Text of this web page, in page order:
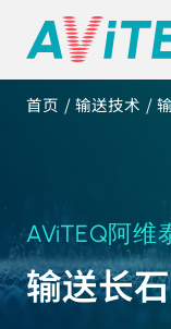
首页 输送技术
AViTEQ阿维
输送长